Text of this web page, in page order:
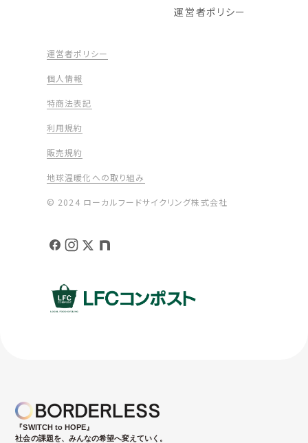
運営者ポリシー
© 2024 ローカルフードサイクリング株式会社
運営者ポリシー
個人情報
特商法表記
利用規約
販売規約
地球温暖化への取り組み
『SWITCH to HOPE』
社会の課題を、みんなの希望へ変えていく。